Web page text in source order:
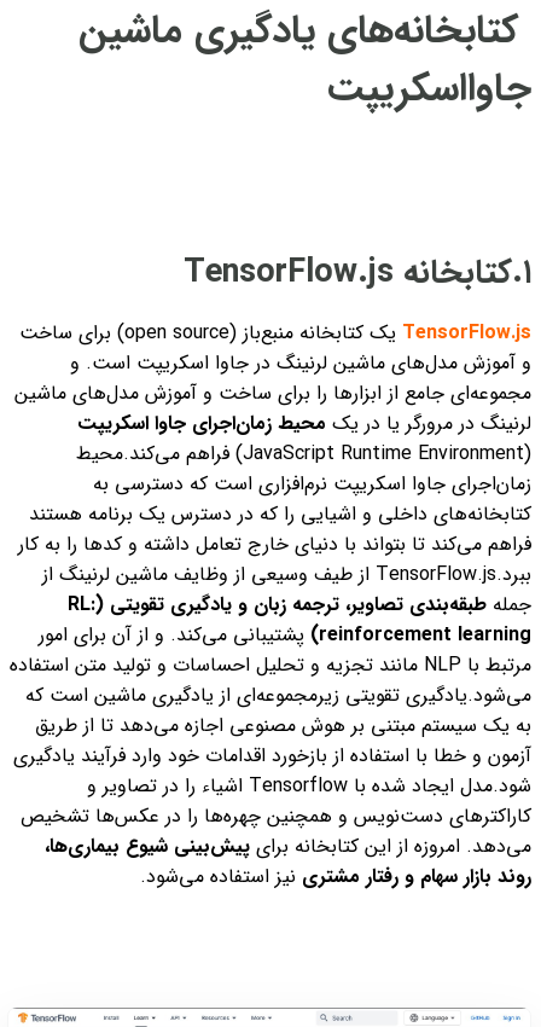
کتابخانه‌های یادگیری ماشین
جاوااسکریپت
۱.کتابخانه TensorFlow.js
TensorFlow.js
یک کتابخانه منبع‌باز (open source) برای ساخت
و آموزش مدل‌های ماشین لرنینگ در جاوا اسکریپت است. و
مجموعه‌ای جامع از ابزارها را برای ساخت و آموزش مدل‌های ماشین
لرنینگ در مرورگر یا در یک محیط زمان‌اجرای جاوا اسکریپت
(JavaScript Runtime Environment) فراهم می‌کند.
محیط
زمان‌اجرای جاوا اسکریپت نرم‌افزاری است که دسترسی به
کتابخانه‌های داخلی و اشیایی را که در دسترس یک برنامه هستند
فراهم می‌کند تا بتواند با دنیای خارج تعامل داشته و کدها را به کار
ببرد.
TensorFlow.js از طیف وسیعی از وظایف ماشین لرنینگ از
جمله
طبقه‌بندی تصاویر، ترجمه زبان و یادگیری تقویتی (RL:
reinforcement learning) پشتیبانی می‌کند. و از آن برای امور
مرتبط با NLP مانند تجزیه و تحلیل احساسات و تولید متن استفاده
می‌شود.یادگیری تقویتی زیرمجموعه‌ای از یادگیری ماشین است که
به یک سیستم مبتنی بر هوش مصنوعی اجازه می‌دهد تا از طریق
آزمون و خطا با استفاده از بازخورد اقدامات خود وارد فرآیند یادگیری
شود.
مدل ایجاد شده با Tensorflow اشیاء را در تصاویر و
کاراکترهای دست‌نویس و همچنین چهره‌ها را در عکس‌ها تشخیص
می‌دهد. امروزه از این کتابخانه برای پیش‌بینی شیوع بیماری‌ها،
روند بازار سهام و رفتار مشتری نیز استفاده می‌شود.